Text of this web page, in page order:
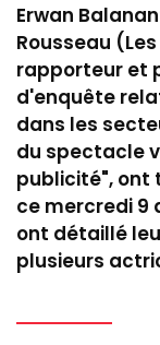
Erwan
Rousseau
rapporteur et
d'enquête
dans les
du spectacle
publicité", ont
ce mercredi 9
ont détaillé
plusieurs